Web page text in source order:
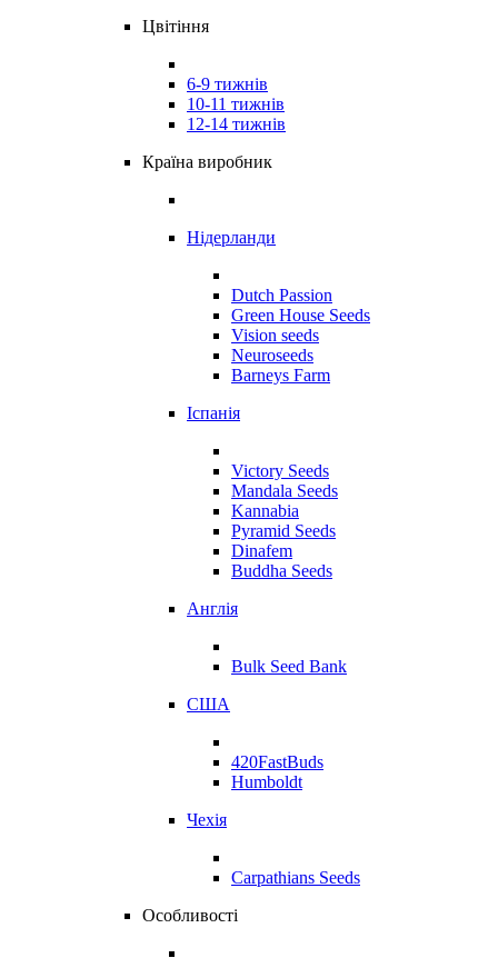
Цвітіння
6-9 тижнів
10-11 тижнів
12-14 тижнів
Країна виробник
Нідерланди
Dutch Passion
Green House Seeds
Vision seeds
Neuroseeds
Barneys Farm
Іспанія
Victory Seeds
Mandala Seeds
Kannabia
Pyramid Seeds
Dinafem
Buddha Seeds
Англія
Bulk Seed Bank
США
420FastBuds
Humboldt
Чехія
Carpathians Seeds
Особливості